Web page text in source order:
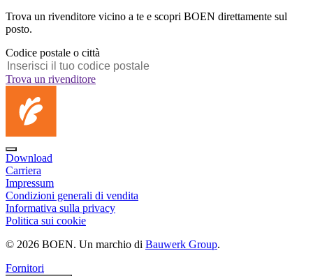
Trova un rivenditore vicino a te e scopri BOEN direttamente sul
posto.
Codice postale o città
Trova un rivenditore
Download
Carriera
Impressum
Condizioni generali di vendita
Informativa sulla privacy
Politica sui cookie
© 2026 BOEN. Un marchio di Bauwerk Group.
Fornitori